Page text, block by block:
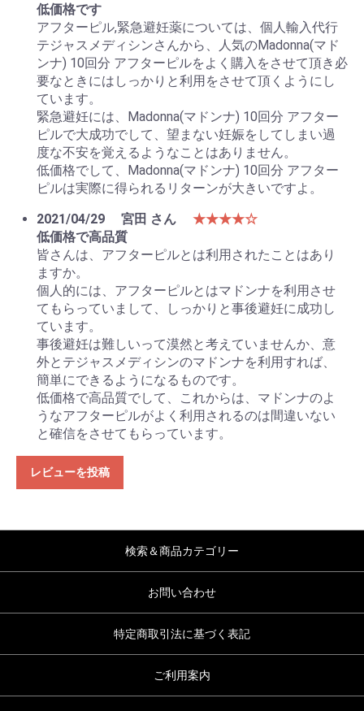
低価格です
アフターピル,緊急避妊薬については、個人輸入代行
テジャスメディシンさんから、人気のMadonna(マド
ンナ) 10回分 アフターピルをよく購入をさせて頂き必
要なときにはしっかりと利用をさせて頂くようにし
ています。
緊急避妊には、Madonna(マドンナ) 10回分 アフター
ピルで大成功でして、望まない妊娠をしてしまい過
度な不安を覚えるようなことはありません。
低価格でして、Madonna(マドンナ) 10回分 アフター
ピルは実際に得られるリターンが大きいですよ。
2021/04/29
宮田 さん
★★★★☆
低価格で高品質
皆さんは、アフターピルとは利用されたことはあり
ますか。
個人的には、アフターピルとはマドンナを利用させ
てもらっていまして、しっかりと事後避妊に成功し
ています。
事後避妊は難しいって漠然と考えていませんか、意
外とテジャスメディシンのマドンナを利用すれば、
簡単にできるようになるものです。
低価格で高品質でして、これからは、マドンナのよ
うなアフターピルがよく利用されるのは間違いない
と確信をさせてもらっています。
レビューを投稿
検索＆商品カテゴリー
お問い合わせ
特定商取引法に基づく表記
ご利用案内